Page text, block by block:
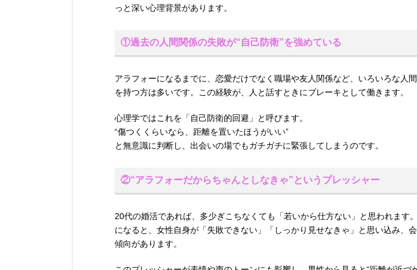
っと深い心理背景があります。
①過去の人間関係の失敗が“自己防衛”を強めている
アラフォーになるまでに、恋愛だけでなく職場や友人関係など、いろいろな人
を持つ方は多いです。この経験が、人と話すときにブレーキとして働きます。
心理学ではこれを「自己防衛的回避」と呼びます。
“傷つくくらいなら、距離を置いたほうがいい”
と無意識に判断し、出会いの場でもガチガチに緊張してしまうのです。
②“アラフォーだからちゃんとしなきゃ”というプレッシャー
20代の婚活であれば、多少ぎこちなくても「若いから仕方ない」と思われます
になると、女性自身が「失敗できない」「しっかり見せなきゃ」と思い込み、
傾向があります。